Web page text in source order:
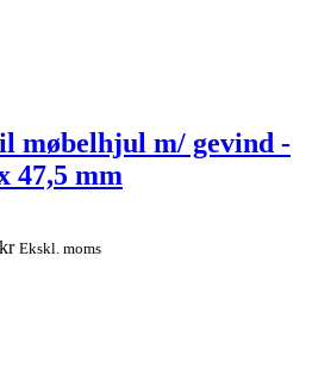
møbelhjul m/ gevind -
47,5 mm
Ekskl. moms